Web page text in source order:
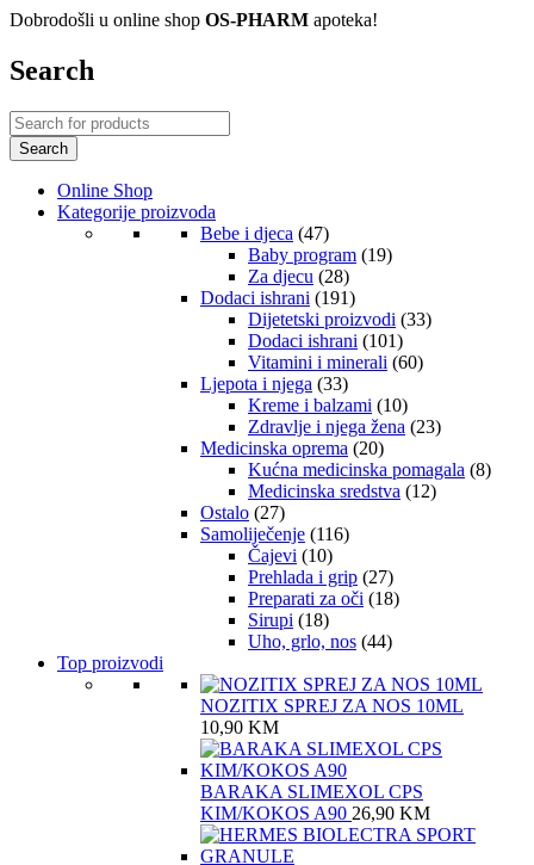
Dobrodošli u online shop OS-PHARM apoteka!
Search
Online Shop
Kategorije proizvoda
Bebe i djeca (47)
Baby program (19)
Za djecu (28)
Dodaci ishrani (191)
Dijetetski proizvodi (33)
Dodaci ishrani (101)
Vitamini i minerali (60)
Ljepota i njega (33)
Kreme i balzami (10)
Zdravlje i njega žena (23)
Medicinska oprema (20)
Kućna medicinska pomagala (8)
Medicinska sredstva (12)
Ostalo (27)
Samoliječenje (116)
Čajevi (10)
Prehlada i grip (27)
Preparati za oči (18)
Sirupi (18)
Uho, grlo, nos (44)
Top proizvodi
NOZITIX SPREJ ZA NOS 10ML
10,90 KM
BARAKA SLIMEXOL CPS
KIM/KOKOS A90 26,90 KM